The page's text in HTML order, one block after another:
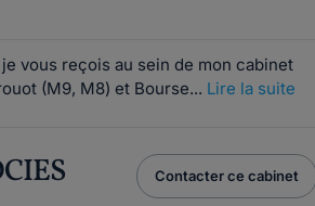
vous reçois au sein de mon cabinet
(M9, M8) et Bourse... Lire la suite
Contacter ce cabinet